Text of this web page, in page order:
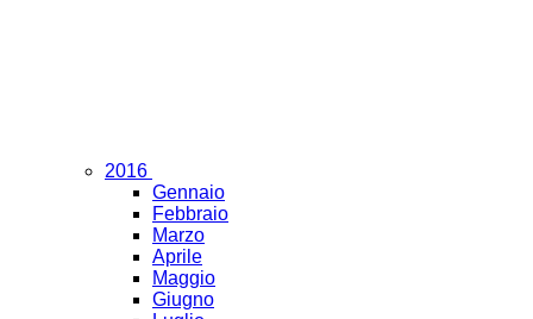
2016
Gennaio
Febbraio
Marzo
Aprile
Maggio
Giugno